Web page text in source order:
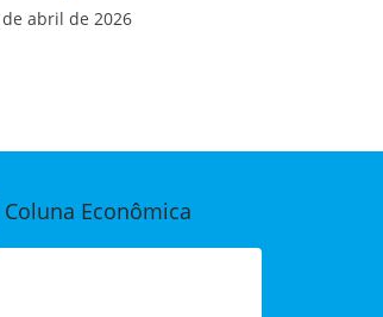
abril de 2026
Coluna Econômica